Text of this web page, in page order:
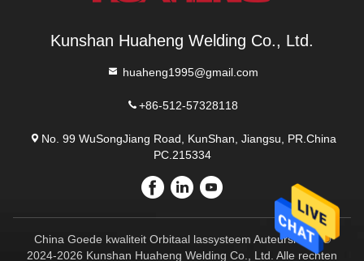
Kunshan Huaheng Welding Co., Ltd.
huaheng1995@gmail.com
+86-512-57328118
No. 99 WuSongJiang Road, KunShan, Jiangsu, PR.China
PC.215334
China Goede kwaliteit Orbitaal lassysteem Auteursrecht ©
2024-2026 Kunshan Huaheng Welding Co., Ltd. Alle rechten